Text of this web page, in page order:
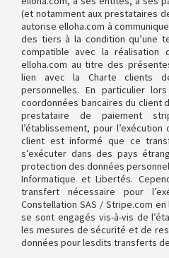
(et notamment aux prestataires
autorise elloha.com à
des tiers à la condition qu’une
compatible avec la réalisation
elloha.com au titre des
lien avec la Charte clients
personnelles. En particulier
coordonnées bancaires du client
prestataire de paiement
l’établissement, pour
client est informé que ce
s’exécuter dans des pays
protection des données
Informatique et Libertés.
transfert nécessaire pour
Constellation SAS / Stripe.com
se sont engagés vis-à-vis de
les mesures de sécurité et de
données pour lesdits transferts